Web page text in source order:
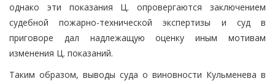
однако эти показания Ц. опровергаются заключением
судебной пожарно-технической экспертизы и суд в
приговоре дал надлежащую оценку иным мотивам
изменения Ц. показаний.
Таким образом, выводы суда о виновности Кульменева в